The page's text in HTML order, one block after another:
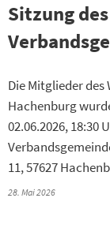
Sitzung
Die Mitglieder des
Hachenburg
02.06.2026, 18:30
11, 57627
28. Mai 2026